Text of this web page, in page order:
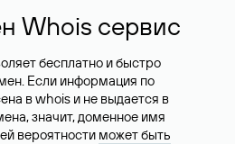
Whois сервис
бесплатно и быстро
Если информация по
в whois и не выдается в
значит, доменное имя
вероятности может быть